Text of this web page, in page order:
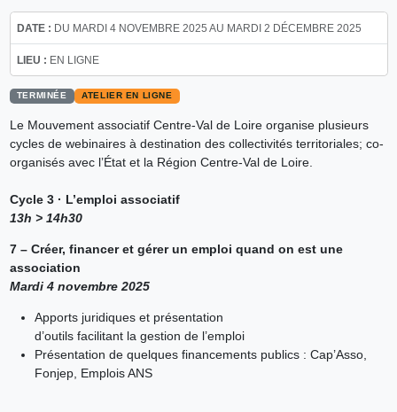
DATE : DU MARDI 4 NOVEMBRE 2025 AU MARDI 2 DÉCEMBRE 2025
LIEU : EN LIGNE
TERMINÉE ATELIER EN LIGNE
Le Mouvement associatif Centre-Val de Loire organise plusieurs
cycles de webinaires à destination des collectivités territoriales; co-
organisés avec l’État et la Région Centre-Val de Loire.
Cycle 3 · L’emploi associatif
13h > 14h30
7 – Créer, financer et gérer un emploi quand on est une
association
Mardi 4 novembre 2025
Apports juridiques et présentation
d’outils facilitant la gestion de l’emploi
Présentation de quelques financements publics : Cap’Asso,
Fonjep, Emplois ANS